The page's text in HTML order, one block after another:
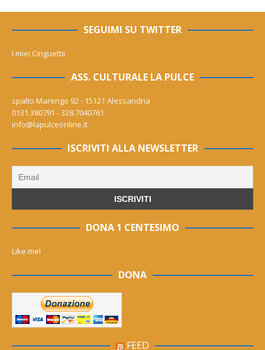
SEGUIMI SU TWITTER
I miei Cinguettii
ASS. CULTURALE LA PULCE
spalto Marengo 92 - 15121 Alessandria
0131.380791 - 328.7040761
info@lapulceonline.it
ISCRIVITI ALLA NEWSLETTER
DONA 1 CENTESIMO
Like me!
DONA
FEED